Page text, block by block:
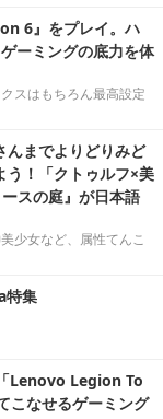
6』をプレイ。ハ
ーミングの底力を体
スはもちろん最高設定
んまでよりどりみど
う！「クトゥルフ×美
スの庭』が日本語
少女など、属性てんこ
特集
Lenovo Legion To
こなせるゲーミング